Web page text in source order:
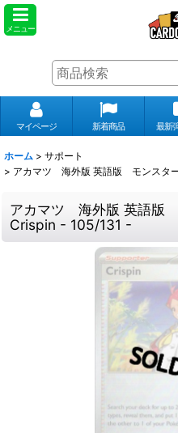
メニュー
マイページ 新着商品 最新
ホーム > サポート
> アカマツ 海外版 英語版 モンスタ
アカマツ 海外版 英語版
Crispin - 105/131 -